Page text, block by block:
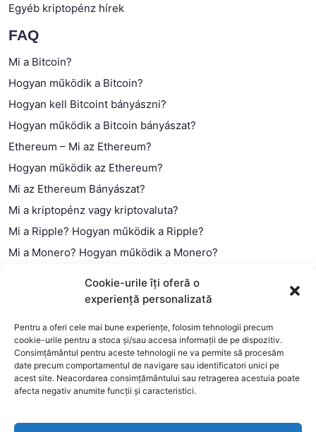
Cookie-urile îți oferă o
experiență personalizată
Pentru a oferi cele mai bune experiențe, folosim tehnologii precum
cookie-urile pentru a stoca și/sau accesa informații de pe dispozitiv.
Consimțământul pentru aceste tehnologii ne va permite să procesăm
date precum comportamentul de navigare sau identificatori unici pe
acest site. Neacordarea consimțământului sau retragerea acestuia poate
afecta negativ anumite funcții și caracteristici.
Egyéb kriptopénz hírek
FAQ
Mi a Bitcoin?
Hogyan működik a Bitcoin?
Hogyan kell Bitcoint bányászni?
Hogyan működik a Bitcoin bányászat?
Ethereum – Mi az Ethereum?
Hogyan működik az Ethereum?
Mi az Ethereum Bányászat?
Mi a kriptopénz vagy kriptovaluta?
Mi a Ripple? Hogyan működik a Ripple?
Mi a Monero? Hogyan működik a Monero?
Mi a blokklánc (technológia)?